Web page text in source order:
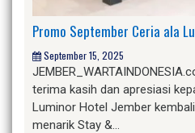
Promo September Ceria ala
September 15, 2025
terima kasih dan apresiasi
Luminor Hotel Jember
menarik Stay &…